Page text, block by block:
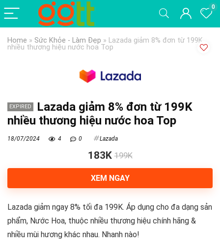
0
Home » Sức Khỏe - Làm Đẹp » Lazada giảm 8% đơn từ 199K
nhiều thương hiệu nước hoa Top
EXPIRED
Lazada giảm 8% đơn từ 199K
nhiều thương hiệu nước hoa Top
18/07/2024 4 0 Lazada
183K 199K
XEM NGAY
Lazada giảm ngay 8% tối đa 199K. Áp dụng cho đa dạng sản
phẩm, Nước Hoa, thuộc nhiều thương hiệu chính hãng &
nhiều mùi hương khác nhau. Nhanh nào!